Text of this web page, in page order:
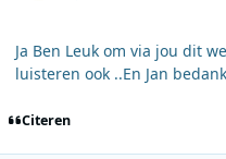
Ja Ben Leuk om via jou dit
luisteren ook ..En Jan
Citeren